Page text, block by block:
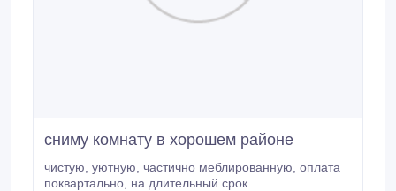
сниму комнату в хорошем районе
чистую, уютную, частично меблированную, оплата
поквартально, на длительный срок.